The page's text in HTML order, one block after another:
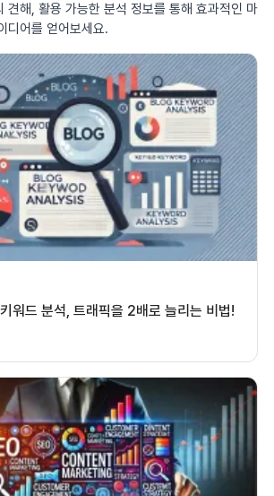
견해, 활용 가능한 분석 정보를 통해 효과적인 마
디어를 얻어보세요.
워드 분석, 트래픽을 2배로 늘리는 비법!